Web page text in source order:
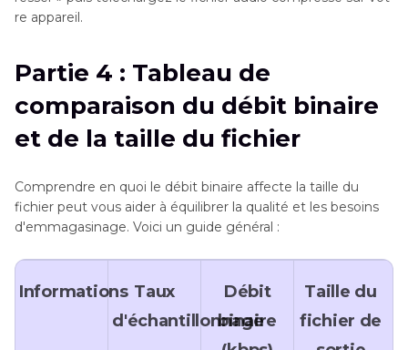
re appareil.
Partie 4 : Tableau de
comparaison du débit binaire
et de la taille du fichier
Comprendre en quoi le débit binaire affecte la taille du
fichier peut vous aider à équilibrer la qualité et les besoins
d'emmagasinage. Voici un guide général :
Informations Taux
d'échantillonnage
Débit
binaire
Taille du
fichier de